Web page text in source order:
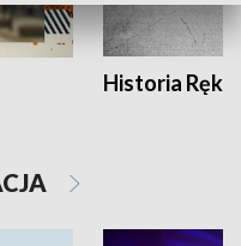
Historia Ręką